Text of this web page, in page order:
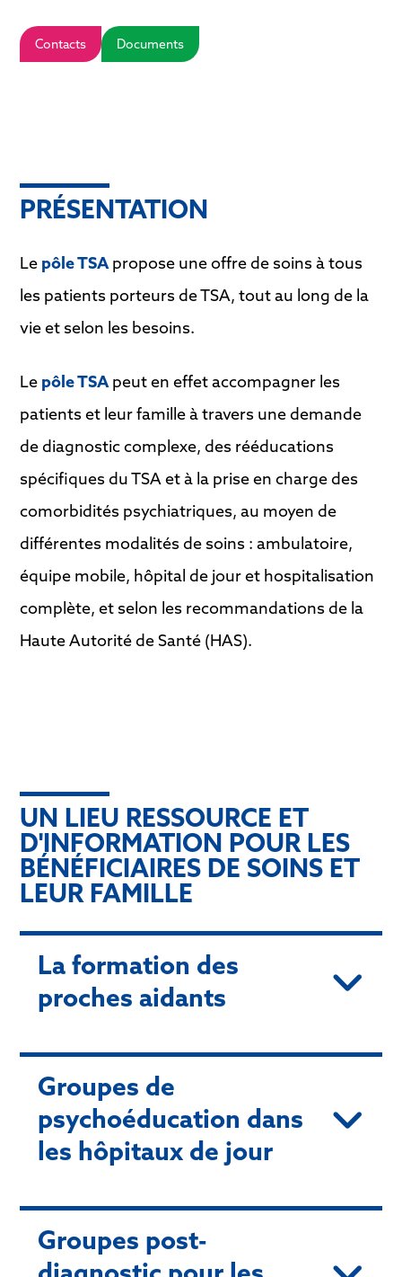
Contacts Documents
PRÉSENTATION
Le pôle TSApropose une offre de soins à tous
les patients porteurs de TSA, tout au long de la
vie et selon les besoins.
Le pôle TSApeut en effet accompagner les
patients et leur famille à travers une demande
de diagnostic complexe, des rééducations
spécifiques du TSA et à la prise en charge des
comorbidités psychiatriques, au moyen de
différentes modalités de soins : ambulatoire,
équipe mobile, hôpital de jour et hospitalisation
complète, et selon les recommandations de la
Haute Autorité de Santé (HAS).
UN LIEU RESSOURCE ET
D'INFORMATION POUR LES
BÉNÉFICIAIRES DE SOINS ET
LEUR FAMILLE
La formation des
proches aidants
Groupes de
psychoéducation dans
les hôpitaux de jour
Groupes post-